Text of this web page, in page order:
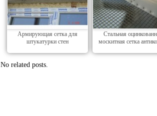
Армирующая сетка для
штукатурки стен
Стальная
москитная сетка
No related posts.